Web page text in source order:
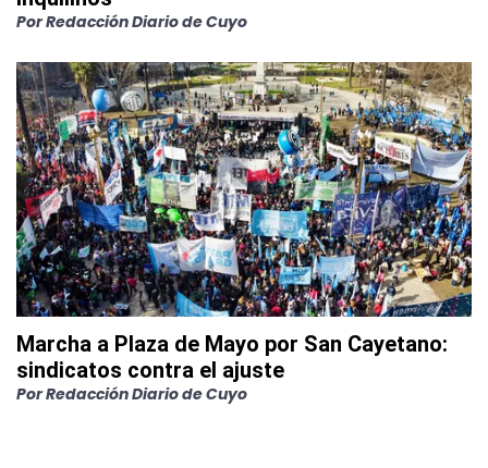
PorRedacción Diario de Cuyo
Marcha a Plaza de Mayo por San Cayetano:
sindicatos contra el ajuste
PorRedacción Diario de Cuyo